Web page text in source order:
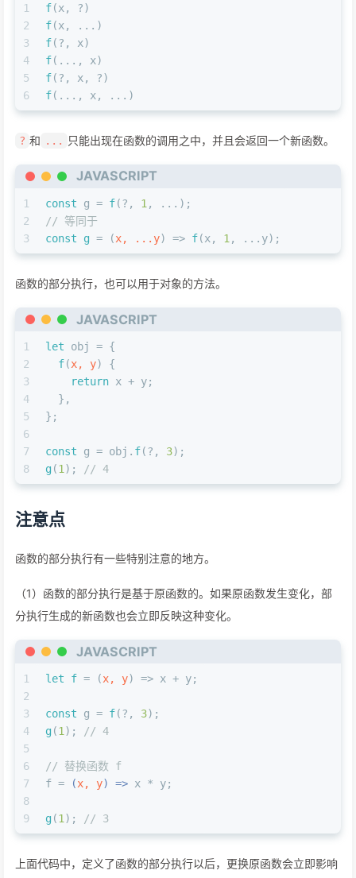
1
2
3
4
5
6
f(x, ?)
f(x, ...)
f(?, x)
f(..., x)
f(?, x, ?)
f(..., x, ...)
? 和 ... 只能出现在函数的调用之中，并且会返回一个新函数。
JAVASCRIPT
1
2
3
const g = f(?, 1 , ...);
// 等同于
const
g = (x, ...y) => f(x, 1 , ...y);
函数的部分执行，也可以用于对象的方法。
JAVASCRIPT
1
2
3
4
5
6
7
8
let obj = {
f(x, y) {
return x + y;
  },
};
const g = obj. f(?, 3);
g(1 ); // 4
注意点
函数的部分执行有一些特别注意的地方。
（1）函数的部分执行是基于原函数的。如果原函数发生变化，部
分执行生成的新函数也会立即反映这种变化。
JAVASCRIPT
1
2
3
4
5
6
7
8
9
let f = (x, y) => x + y;
const g = f(?, 3);
g(1 ); // 4
// 替换函数 f
f =
(x, y) => x * y;
g(1 ); // 3
上面代码中，定义了函数的部分执行以后，更换原函数会立即影响